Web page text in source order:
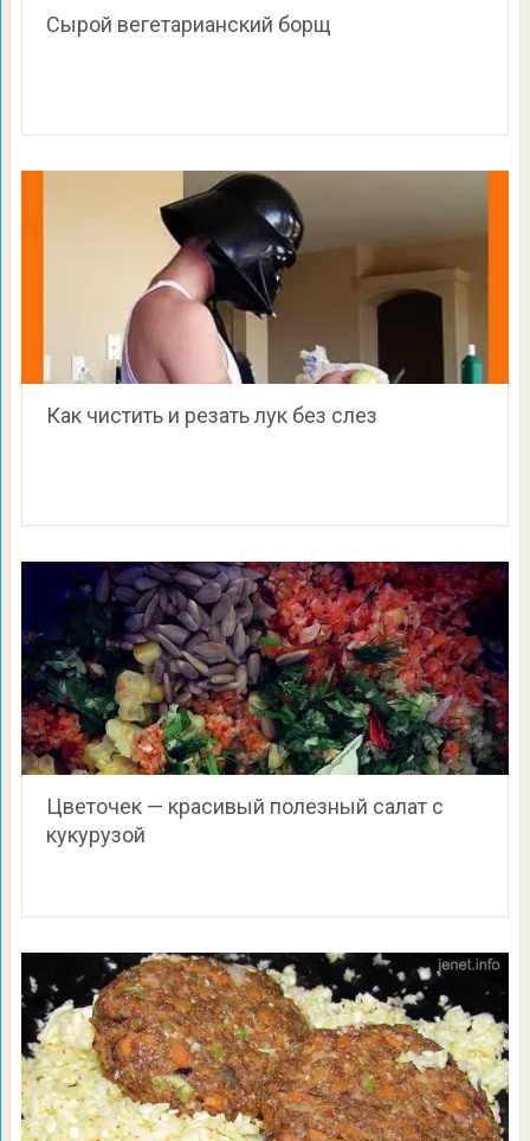
Сырой вегетарианский борщ
Как чистить и резать лук без слез
Цветочек — красивый полезный салат с
кукурузой